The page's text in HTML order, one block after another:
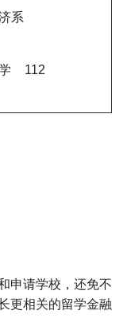
系
112
申请学校，还免不
更相关的留学金融